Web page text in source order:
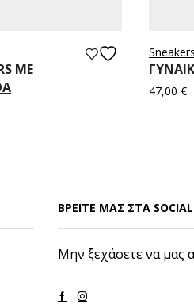
ΜΕ
47,00 €
ΒΡΕΙΤΕ ΜΑΣ ΣΤΑ SOCIAL
Μην ξεχάσετε να μας